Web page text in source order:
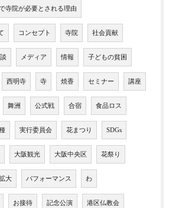
寺院が必要とされる理由
コンセプト 寺院 社会貢献
メディア 情報 子どもの貧困
西明寺 寺 焼香 セミナー 講座
舞洲 公式戦 合宿 食品ロス
実行委員会 花まつり SDGs
大阪観光 大阪中央区 花祭り
大 パフォーマンス わ
お接待 記念公演 港区仏教会